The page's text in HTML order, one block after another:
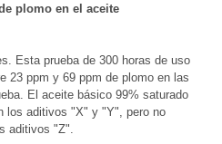
plomo en el aceite
Esta prueba de 300 horas de uso
23 ppm y 69 ppm de plomo en las
El aceite básico 99% saturado
los aditivos "X" y "Y", pero no
aditivos "Z".